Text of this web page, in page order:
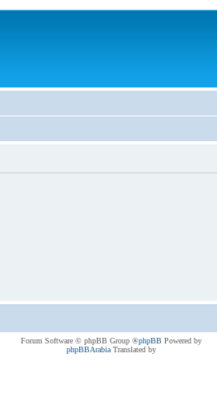
Powered by
phpBB
® Forum Software © phpBB Group
Translated by
phpBBArabia